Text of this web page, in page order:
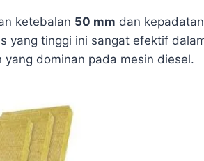
ketebalan 50 mm dan kepadatan
yang tinggi ini sangat efektif
dominan pada mesin diesel.